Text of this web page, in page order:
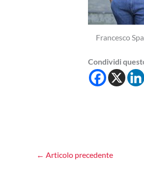
Francesco
Condividi
← Articolo precedente